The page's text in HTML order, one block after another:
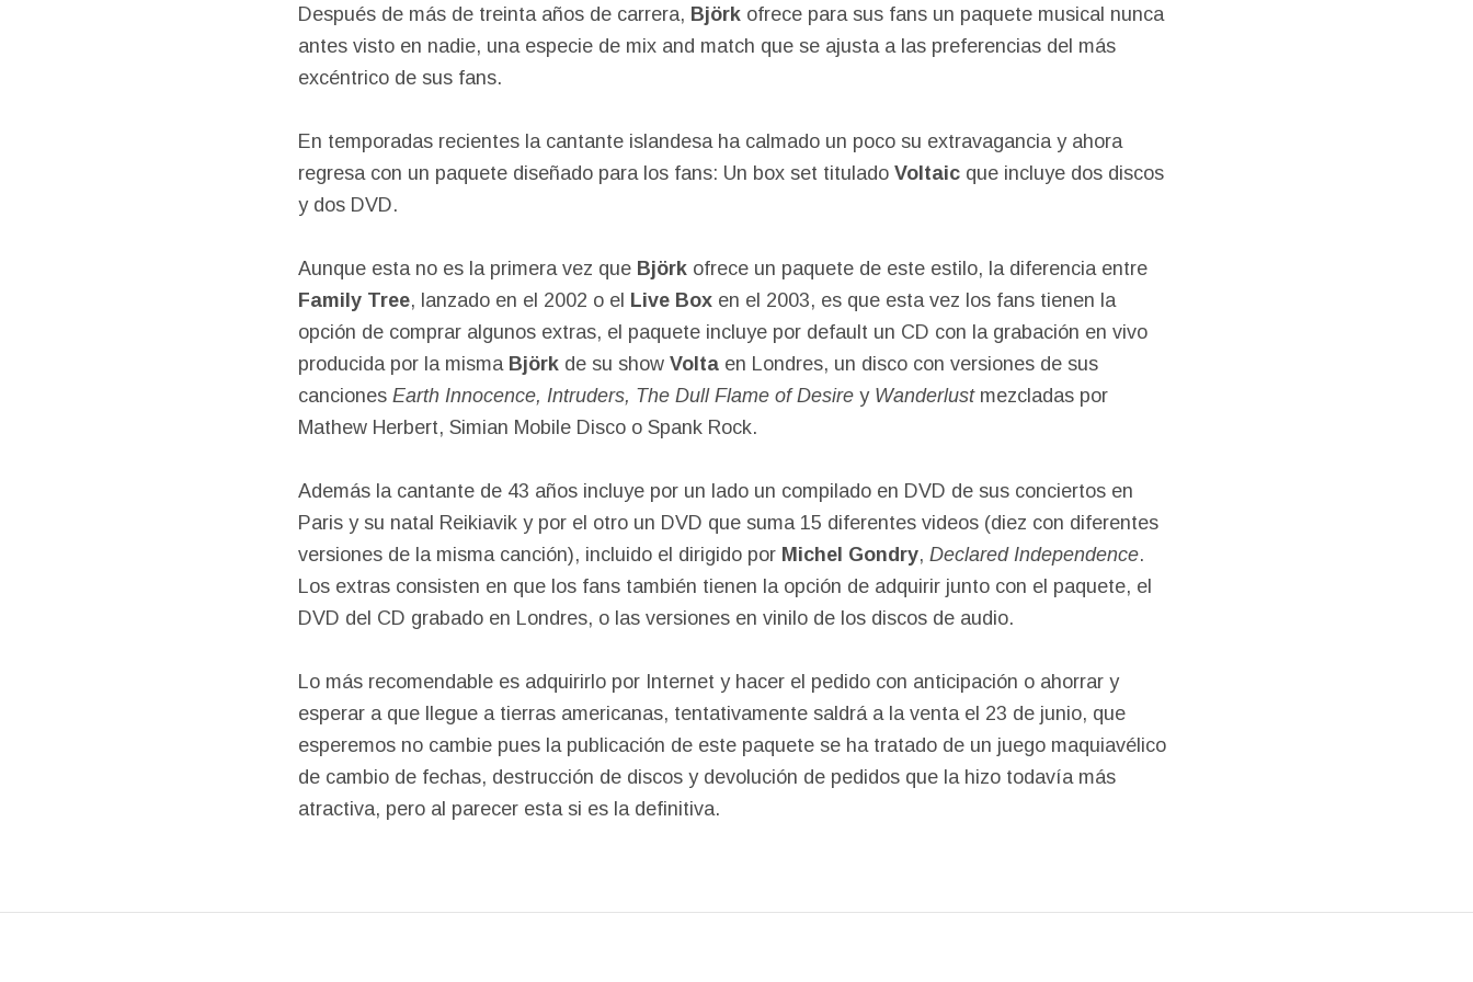
Después de más de treinta años de carrera, Björk ofrece para sus fans un paquete musical nunca
antes visto en nadie, una especie de mix and match que se ajusta a las preferencias del más
excéntrico de sus fans.
En temporadas recientes la cantante islandesa ha calmado un poco su extravagancia y ahora
regresa con un paquete diseñado para los fans: Un box set titulado Voltaic que incluye dos discos
y dos DVD.
Aunque esta no es la primera vez que Björk ofrece un paquete de este estilo, la diferencia entre
Family Tree, lanzado en el 2002 o el Live Box en el 2003, es que esta vez los fans tienen la
opción de comprar algunos extras, el paquete incluye por default un CD con la grabación en vivo
producida por la misma Björk de su show Volta en Londres, un disco con versiones de sus
canciones Earth Innocence, Intruders, The Dull Flame of Desire y Wanderlustmezcladas por
Mathew Herbert, Simian Mobile Disco o Spank Rock.
Además la cantante de 43 años incluye por un lado un compilado en DVD de sus conciertos en
Paris y su natal Reikiavik y por el otro un DVD que suma 15 diferentes videos (diez con diferentes
versiones de la misma canción), incluido el dirigido por Michel Gondry, Declared Independence.
Los extras consisten en que los fans también tienen la opción de adquirir junto con el paquete, el
DVD del CD grabado en Londres, o las versiones en vinilo de los discos de audio.
Lo más recomendable es adquirirlo por Internet y hacer el pedido con anticipación o ahorrar y
esperar a que llegue a tierras americanas, tentativamente saldrá a la venta el 23 de junio, que
esperemos no cambie pues la publicación de este paquete se ha tratado de un juego maquiavélico
de cambio de fechas, destrucción de discos y devolución de pedidos que la hizo todavía más
atractiva, pero al parecer esta si es la definitiva.